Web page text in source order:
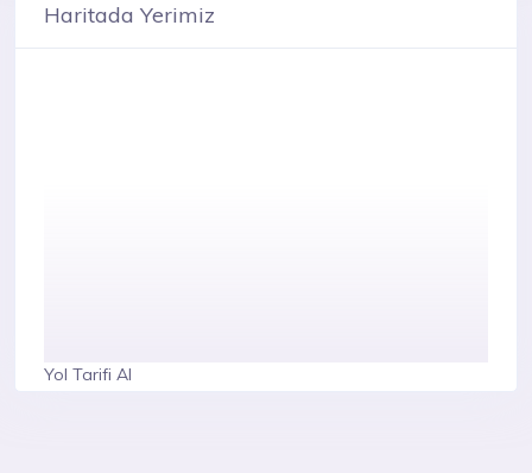
Haritada Yerimiz
Yol Tarifi Al